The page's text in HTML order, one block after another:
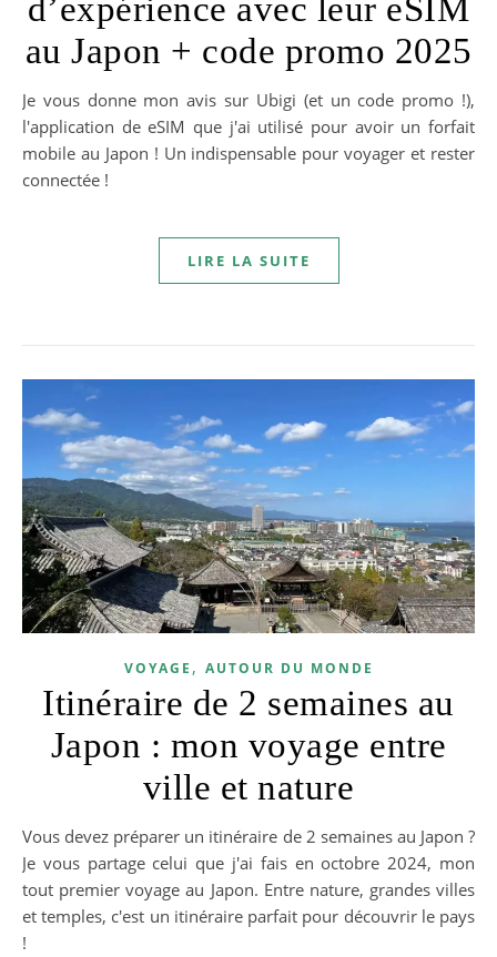
d’expérience avec leur eSIM
au Japon + code promo 2025
Je vous donne mon avis sur Ubigi (et un code promo !),
l'application de eSIM que j'ai utilisé pour avoir un forfait
mobile au Japon ! Un indispensable pour voyager et rester
connectée !
LIRE LA SUITE
VOYAGE , AUTOUR DU MONDE
Itinéraire de 2 semaines au
Japon : mon voyage entre
ville et nature
Vous devez préparer un itinéraire de 2 semaines au Japon ?
Je vous partage celui que j'ai fais en octobre 2024, mon
tout premier voyage au Japon. Entre nature, grandes villes
et temples, c'est un itinéraire parfait pour découvrir le pays
!